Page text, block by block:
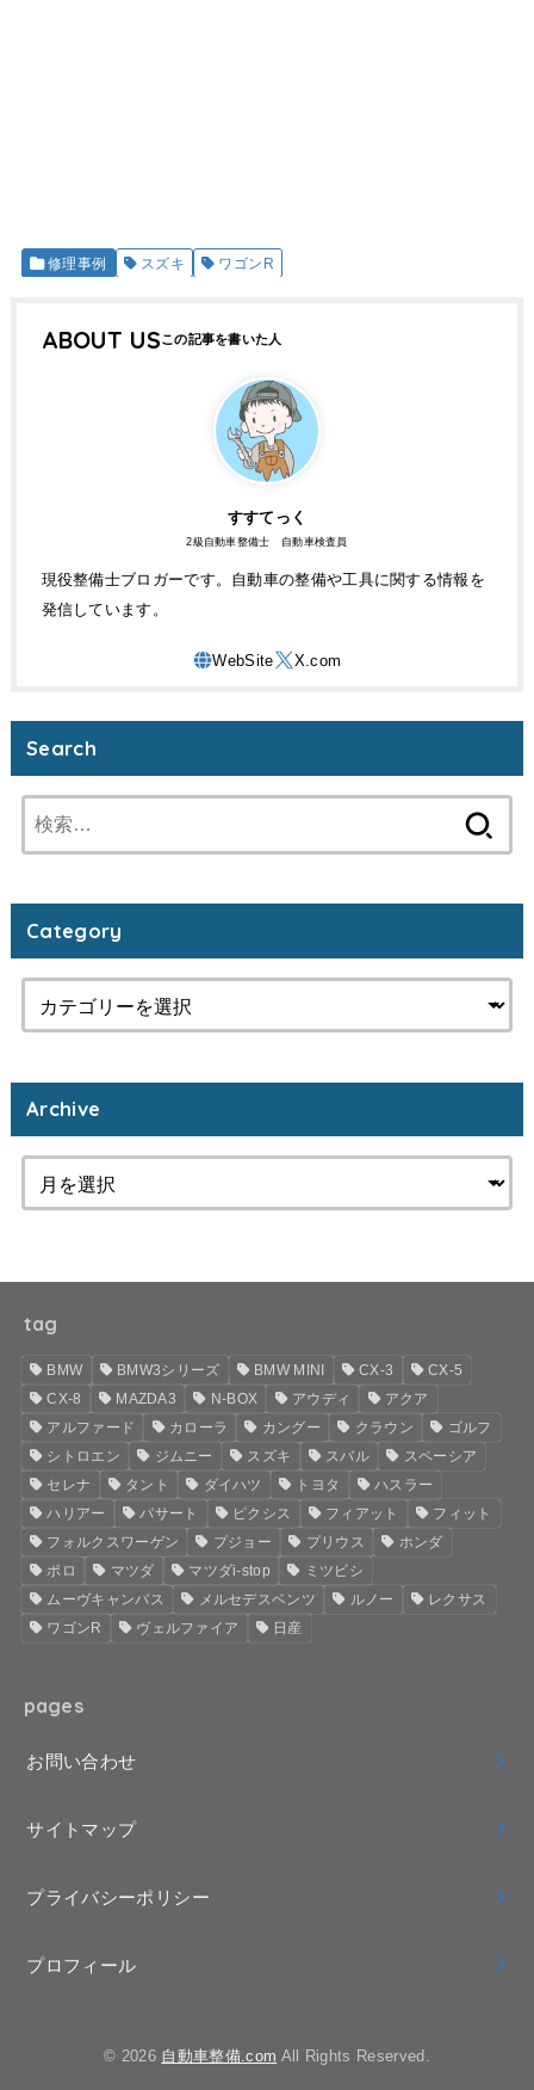
修理事例 スズキ ワゴンR
ABOUT US
すすてっく
2級自動車整備士 自動車検査員
現役整備士ブロガーです。自動車の整備や工具に関する情報を
発信しています。
Search
索:
Category
Archive
tag
BMW BMW3シリーズ BMW MINI CX-3
CX-5
CX-8
MAZDA3 N-BOX アウディ
アクア
アルファード
カローラ カングー クラウン
ゴルフ
シトロエン
ジムニー スズキ スバル
スペーシア
セレナ
タント ダイハツ トヨタ
ハスラー
ハリアー
パサート ピクシス フィアット
フィット
フォルクスワーゲン
プジョー プリウス
ホンダ
ポロ
マツダ マツダi-stop
ミツビシ
ムーヴキャンバス
メルセデスベンツ ルノー
レクサス
ワゴンR
ヴェルファイア 日産
pages
お問い合わせ
サイトマップ
プライバシーポリシー
プロフィール
© 2026 自動車整備.com All Rights Reserved.